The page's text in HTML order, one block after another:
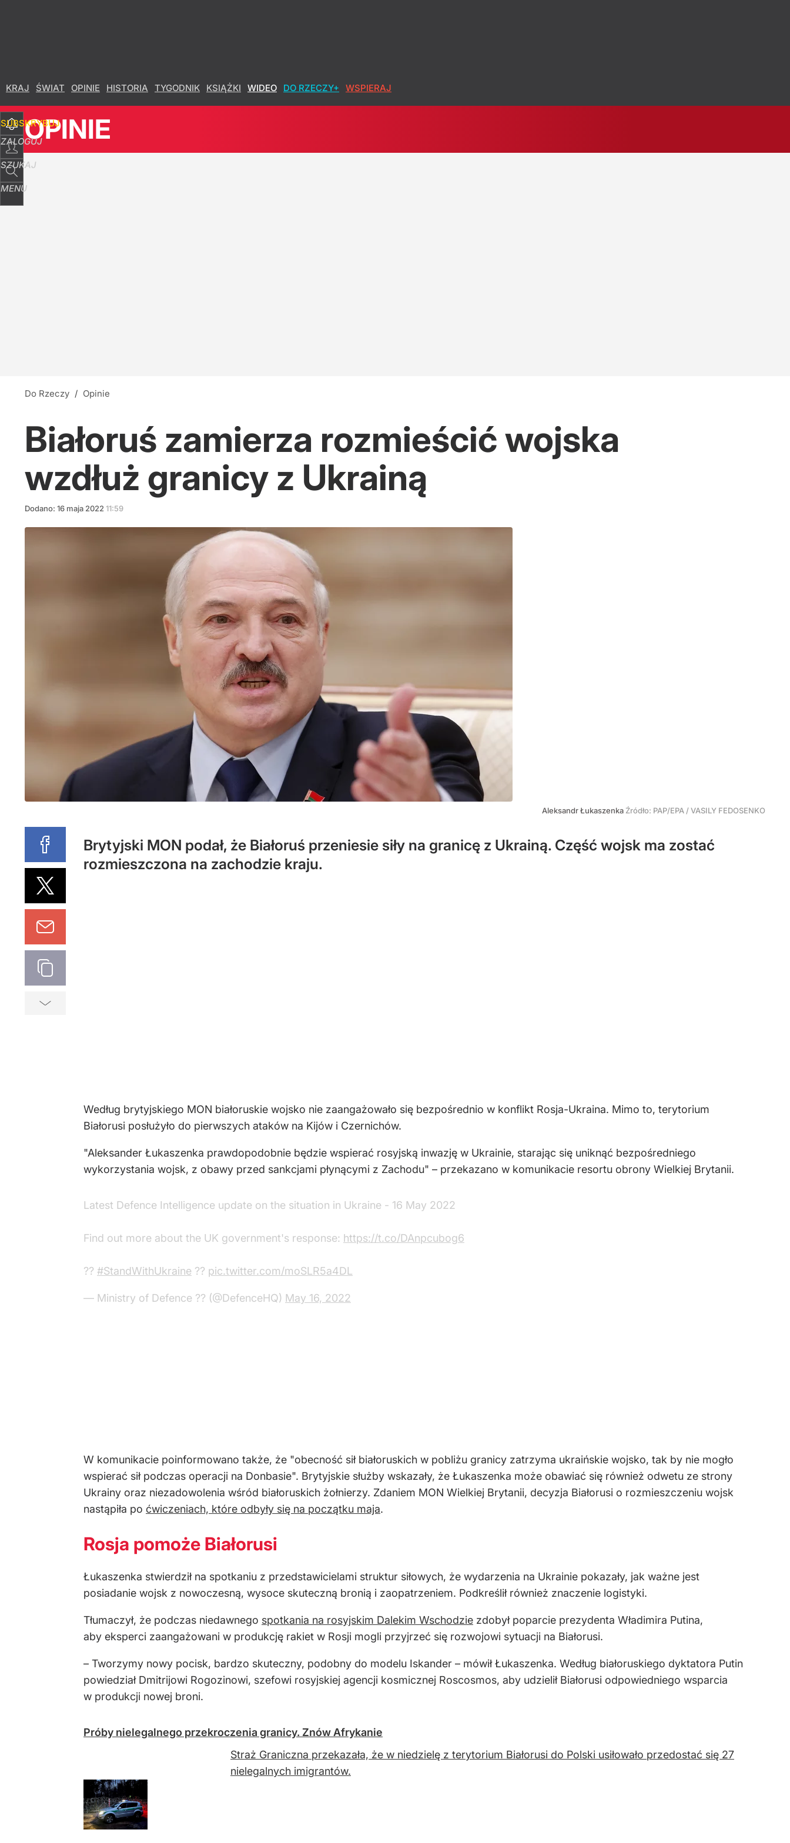
KRAJ ŚWIAT OPINIE HISTORIA TYGODNIK KSIĄŻKI WIDEO DO RZECZY+ WSPIERAJ
SUBSKRYBUJ
ZALOGUJ
SZUKAJ
MENU
OPINIE
Do Rzeczy / Opinie
Białoruś zamierza rozmieścić wojska
wzdłuż granicy z Ukrainą
Dodano: 16 maja 2022 11:59
Aleksandr Łukaszenka Źródło: PAP/EPA /VASILY FEDOSENKO
Brytyjski MON podał, że Białoruś przeniesie siły na granicę z Ukrainą. Część wojsk ma zostać
rozmieszczona na zachodzie kraju.
Według brytyjskiego MON białoruskie wojsko nie zaangażowało się bezpośrednio w konflikt Rosja-Ukraina. Mimo to, terytorium
Białorusi posłużyło do pierwszych ataków na Kijów i Czernichów.
"Aleksander Łukaszenka prawdopodobnie będzie wspierać rosyjską inwazję w Ukrainie, starając się uniknąć bezpośredniego
wykorzystania wojsk, z obawy przed sankcjami płynącymi z Zachodu" – przekazano w komunikacie resortu obrony Wielkiej Brytanii.
Latest Defence Intelligence update on the situation in Ukraine - 16 May 2022
Find out more about the UK government's response: https://t.co/DAnpcubog6
?? #StandWithUkraine ?? pic.twitter.com/moSLR5a4DL
— Ministry of Defence ?? (@DefenceHQ) May 16, 2022
W komunikacie poinformowano także, że "obecność sił białoruskich w pobliżu granicy zatrzyma ukraińskie wojsko, tak by nie mogło
wspierać sił podczas operacji na Donbasie". Brytyjskie służby wskazały, że Łukaszenka może obawiać się również odwetu ze strony
Ukrainy oraz niezadowolenia wśród białoruskich żołnierzy. Zdaniem MON Wielkiej Brytanii, decyzja Białorusi o rozmieszczeniu wojsk
nastąpiła po ćwiczeniach, które odbyły się na początku maja.
Rosja pomoże Białorusi
Łukaszenka stwierdził na spotkaniu z przedstawicielami struktur siłowych, że wydarzenia na Ukrainie pokazały, jak ważne jest
posiadanie wojsk z nowoczesną, wysoce skuteczną bronią i zaopatrzeniem. Podkreślił również znaczenie logistyki.
Tłumaczył, że podczas niedawnego spotkania na rosyjskim Dalekim Wschodzie zdobył poparcie prezydenta Władimira Putina,
aby eksperci zaangażowani w produkcję rakiet w Rosji mogli przyjrzeć się rozwojowi sytuacji na Białorusi.
– Tworzymy nowy pocisk, bardzo skuteczny, podobny do modelu Iskander – mówił Łukaszenka. Według białoruskiego dyktatora Putin
powiedział Dmitrijowi Rogozinowi, szefowi rosyjskiej agencji kosmicznej Roscosmos, aby udzielił Białorusi odpowiedniego wsparcia
w produkcji nowej broni.
Próby nielegalnego przekroczenia granicy. Znów Afrykanie
Straż Graniczna przekazała, że w niedzielę z terytorium Białorusi do Polski usiłowało przedostać się 27
nielegalnych imigrantów.